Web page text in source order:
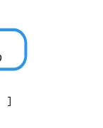
]